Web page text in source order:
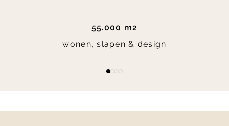
55.000 m2
wonen, slapen & design